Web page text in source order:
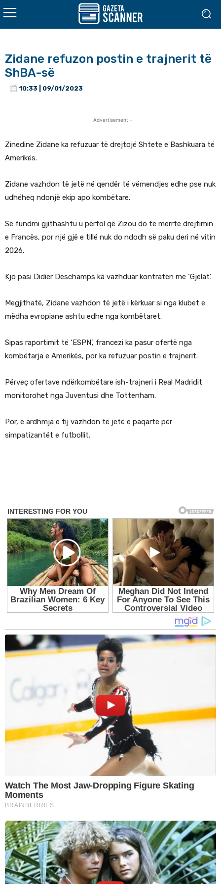
Zidane refuzon postin e trajnerit të
ShBA-së
10:33 | 09/01/2023
- Advertisement -
Zinedine Zidane ka refuzuar të drejtojë Shtete e Bashkuara të
Amerikës.
Zidane vazhdon të jetë në qendër të vëmendjes edhe pse nuk
udhëheq ndonjë ekip apo kombëtare.
Së fundmi gjithashtu u përfol që Zizou do të merrte drejtimin
e Francës, por një gjë e tillë nuk do ndodh së paku deri në vitin
2026.
Kjo pasi Didier Deschamps ka vazhduar kontratën me ‘Gjelat’.
Megjithatë, Zidane vazhdon të jetë i kërkuar si nga klubet e
mëdha evropiane ashtu edhe nga kombëtaret.
Sipas raportimit të ‘ESPN’, francezi ka pasur ofertë nga
kombëtarja e Amerikës, por ka refuzuar postin e trajnerit.
Përveç ofertave ndërkombëtare ish-trajneri i Real Madridit
monitorohet nga Juventusi dhe Tottenham.
Por, e ardhmja e tij vazhdon të jetë e paqartë për
simpatizantët e futbollit.